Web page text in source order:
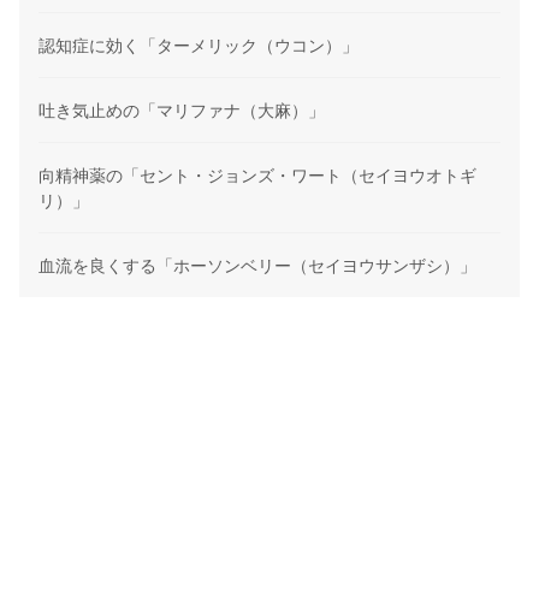
認知症に効く「ターメリック（ウコン）」
吐き気止めの「マリファナ（大麻）」
向精神薬の「セント・ジョンズ・ワート（セイヨウオトギ
リ）」
血流を良くする「ホーソンベリー（セイヨウサンザシ）」